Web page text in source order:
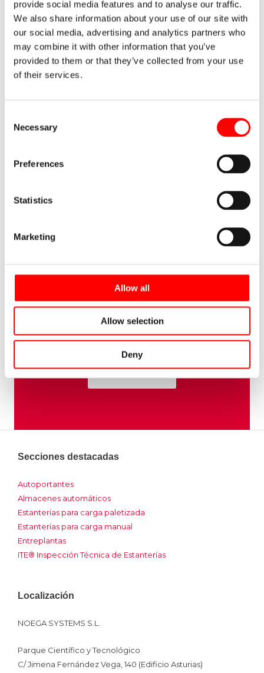
provide social media features and to analyse our traffic.
We also share information about your use of our site with
our social media, advertising and analytics partners who
may combine it with other information that you’ve
provided to them or that they’ve collected from your use
of their services.
Selection
Necessary
Preferences
Statistics
Marketing
Allow all
Allow selection
Deny
cualquier duda que tenga acerca de nuestros servicios.
Con mucho gusto atenderemos su solicitud. Sus datos
serán almacenados por Noega Systems de acuerdo a
nuestra política de privacidad. Se enviará a la dirección de
email indicada noticias e informaciones relevantes de
¿Desea recibir una visita
Nos desplazamos a su empresa, sin ningún
compromiso, para asesorarle sobre sus sistemas
Solicitar visita
Secciones destacadas
Autoportantes
Almacenes automáticos
Estanterías para carga paletizada
Estanterías para carga manual
Entreplantas
ITE® Inspección Técnica de Estanterías
Localización
NOEGA SYSTEMS S.L.
Parque Científico y Tecnológico
C/ Jimena Fernández Vega, 140 (Edificio Asturias)